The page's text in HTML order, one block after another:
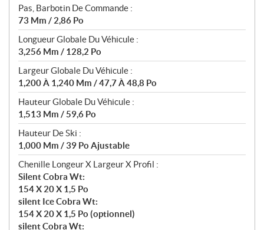
Pas, Barbotin De Commande :
73 Mm / 2,86 Po
Longueur Globale Du Véhicule :
3,256 Mm / 128,2 Po
Largeur Globale Du Véhicule :
1,200 À 1,240 Mm / 47,7 À 48,8 Po
Hauteur Globale Du Véhicule :
1,513 Mm / 59,6 Po
Hauteur De Ski :
1,000 Mm / 39 Po Ajustable
Chenille Longeur X Largeur X Profil :
Silent Cobra Wt:
154 X 20 X 1,5 Po
silent Ice Cobra Wt:
154 X 20 X 1,5 Po (optionnel)
silent Cobra Wt: